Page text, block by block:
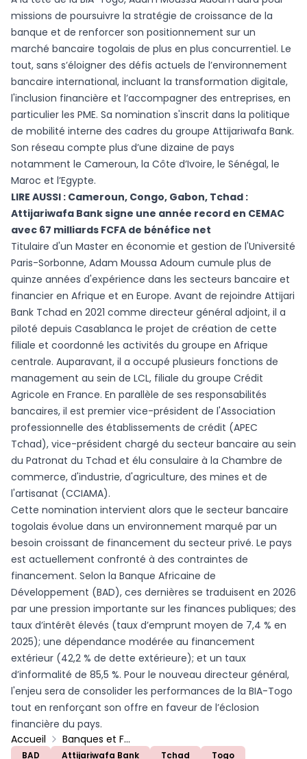
missions de poursuivre la stratégie de croissance de la
banque et de renforcer son positionnement sur un
marché bancaire togolais de plus en plus concurrentiel. Le
tout, sans s’éloigner des défis actuels de l’environnement
bancaire international, incluant la transformation digitale,
l'inclusion financière et l’accompagner des entreprises, en
particulier les PME. Sa nomination s'inscrit dans la politique
de mobilité interne des cadres du groupe Attijariwafa Bank.
Son réseau compte plus d’une dizaine de pays
notamment le Cameroun, la Côte d’Ivoire, le Sénégal, le
Maroc et l’Egypte.
LIRE AUSSI : Cameroun, Congo, Gabon, Tchad :
Attijariwafa Bank signe une année record en CEMAC
avec 67 milliards FCFA de bénéfice net
Titulaire d'un Master en économie et gestion de l'Université
Paris-Sorbonne, Adam Moussa Adoum cumule plus de
quinze années d'expérience dans les secteurs bancaire et
financier en Afrique et en Europe. Avant de rejoindre Attijari
Bank Tchad en 2021 comme directeur général adjoint, il a
piloté depuis Casablanca le projet de création de cette
filiale et coordonné les activités du groupe en Afrique
centrale. Auparavant, il a occupé plusieurs fonctions de
management au sein de LCL, filiale du groupe Crédit
Agricole en France. En parallèle de ses responsabilités
bancaires, il est premier vice-président de l'Association
professionnelle des établissements de crédit (APEC
Tchad), vice-président chargé du secteur bancaire au sein
du Patronat du Tchad et élu consulaire à la Chambre de
commerce, d'industrie, d'agriculture, des mines et de
l'artisanat (CCIAMA).
Cette nomination intervient alors que le secteur bancaire
togolais évolue dans un environnement marqué par un
besoin croissant de financement du secteur privé. Le pays
est actuellement confronté à des contraintes de
financement. Selon la Banque Africaine de
Développement (BAD), ces dernières se traduisent en 2026
par une pression importante sur les finances publiques; des
taux d’intérêt élevés (taux d’emprunt moyen de 7,4 % en
2025); une dépendance modérée au financement
extérieur (42,2 % de dette extérieure); et un taux
d’informalité de 85,5 %. Pour le nouveau directeur général,
l'enjeu sera de consolider les performances de la BIA-Togo
tout en renforçant son offre en faveur de l’éclosion
financière du pays.
Accueil
Banques et Finance
BAD Attijariwafa Bank Tchad Togo